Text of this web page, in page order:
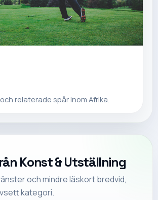
relaterade spår inom Afrika.
Konst & Utställning
och mindre läskort bredvid,
kategori.